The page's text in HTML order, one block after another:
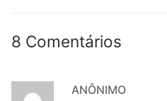
8 Comentários
ANÔNIMO